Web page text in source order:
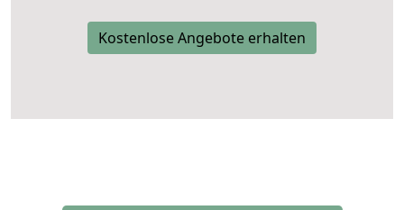
Kostenlose Angebote erhalten